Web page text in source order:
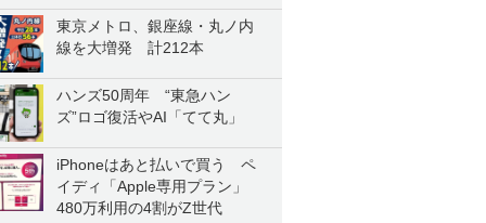
東京メトロ、銀座線・丸ノ内
線を大増発 計212本
ハンズ50周年 “東急ハン
ズ”ロゴ復活やAI「てて丸」
iPhoneはあと払いで買う ペ
イディ「Apple専用プラン」
480万利用の4割がZ世代